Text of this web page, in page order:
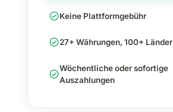
check_circleKeine Plattformgebühr
check_circle27+ Währungen, 100+ Länder
check_circleWöchentliche oder sofortige
Auszahlungen